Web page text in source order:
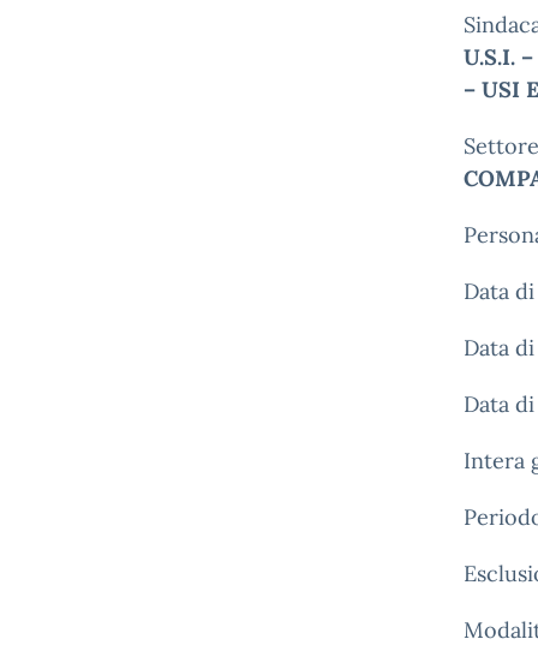
U.S.I.
– USI
Data
Data
Data
Intera